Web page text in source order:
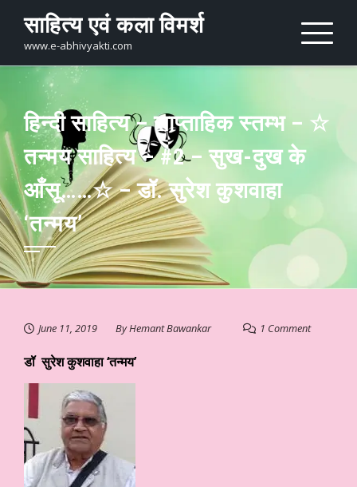
content
साहित्य एवं कला विमर्श
www.e-abhivyakti.com
हिन्दी साहित्य – साप्ताहिक स्तम्भ – ☆
तन्मय साहित्य – #2 – सुख-दुख के
आँसू……☆ – डॉ. सुरेश कुशवाहा
‘तन्मय’
June 11, 2019 ByHemant Bawankar 1 Comment
डॉ सुरेश कुशवाहा ‘तन्मय’